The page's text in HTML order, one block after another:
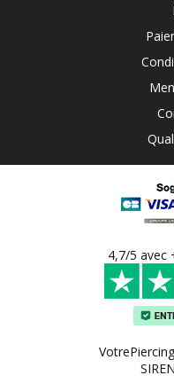
4,7/5 avec